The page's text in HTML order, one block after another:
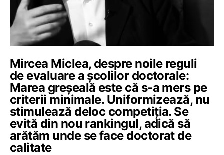
Mircea Miclea, despre noile reguli
de evaluare a școlilor doctorale:
Marea greșeală este că s-a mers pe
criterii minimale. Uniformizează, nu
stimulează deloc competiția. Se
evită din nou rankingul, adică să
arătăm unde se face doctorat de
calitate